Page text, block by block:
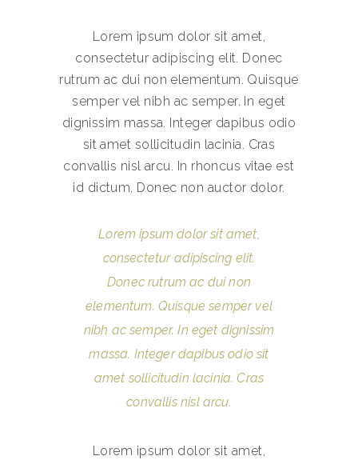
Lorem ipsum dolor sit amet,
consectetur adipiscing elit. Donec
rutrum ac dui non elementum. Quisque
semper vel nibh ac semper. In eget
dignissim massa. Integer dapibus odio
sit amet sollicitudin lacinia. Cras
convallis nisl arcu. In rhoncus vitae est
id dictum. Donec non auctor dolor.
Lorem ipsum dolor sit amet,
consectetur adipiscing elit.
Donec rutrum ac dui non
elementum. Quisque semper vel
nibh ac semper. In eget dignissim
massa. Integer dapibus odio sit
amet sollicitudin lacinia. Cras
convallis nisl arcu.
Lorem ipsum dolor sit amet,